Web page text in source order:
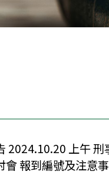
2024.10.20 上午
會 報到編號及注意